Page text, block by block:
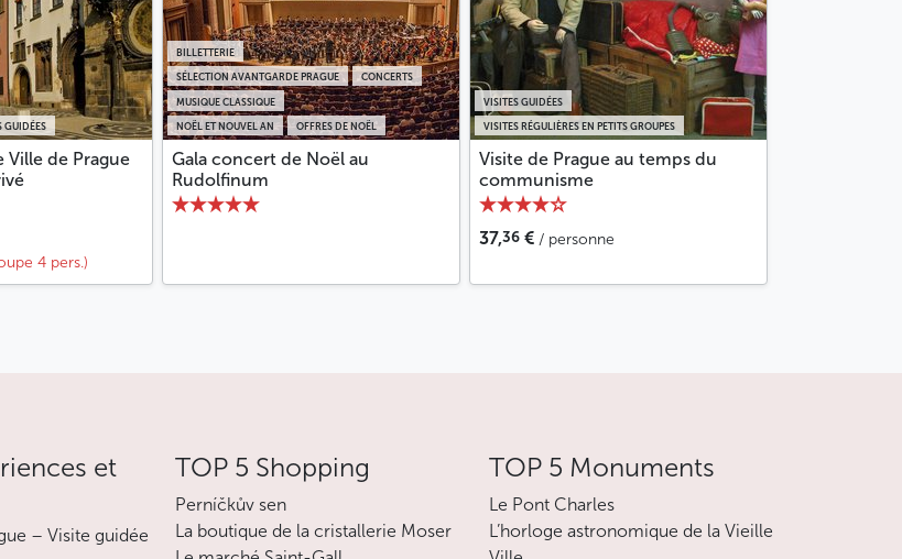
et tragique de Jan Palach.
de l’Histoire, l’ancien nom de la
« Place de l’Armée rouge »,
à l’arrivée des troupes
en 1945, mais dans de toutes
circonstances. En effet, c’est bien
l’Armée rouge qui aida Prague à se libérer
soldats soviétiques furent provisoirement
Elle fit également perdre
crédit qu’elle avait gagné aux yeux de la
tchèque lors de la libération.
GUIDÉES
Ville de Prague
4 pers.)
NOËL ET NOUVEL AN OFFRES DE NOËL
MUSIQUE CLASSIQUE
SÉLECTION AVANTGARDE PRAGUE CONCERTS
BILLETTERIE
Gala concert de Noël au
Rudolfinum
VISITES RÉGULIÈRES EN PETITS GROUPES
VISITES GUIDÉES
Visite de Prague au temps du
communisme
37,36 € / personne
et
– Visite guidée
TOP 5 Shopping
Perníčkův sen
La boutique de la cristallerie Moser
TOP 5 Monuments
Le Pont Charles
L’horloge astronomique de la Vieille